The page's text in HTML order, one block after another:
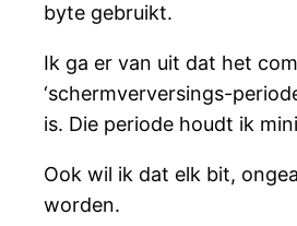
byte gebruikt.
Ik ga er van uit dat het
‘schermverversings-
is. Die periode houdt ik
Ook wil ik dat elk bit,
worden.